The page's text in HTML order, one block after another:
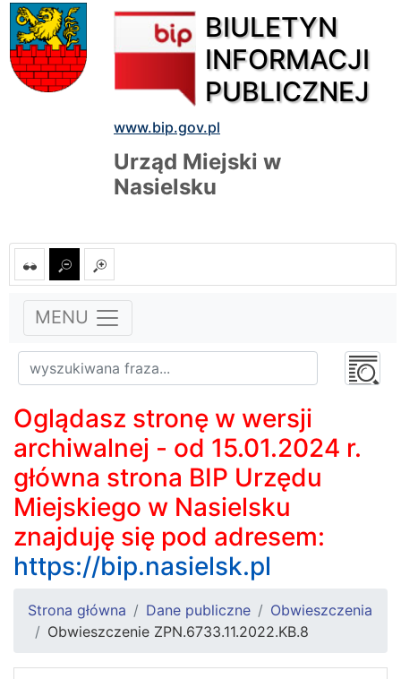
BIULETYN
INFORMACJI
PUBLICZNEJ
www.bip.gov.pl
Urząd Miejski w
Nasielsku
MENU
Oglądasz stronę w wersji
archiwalnej - od 15.01.2024 r.
główna strona BIP Urzędu
Miejskiego w Nasielsku
znajduję się pod adresem:
https://bip.nasielsk.pl
Strona główna Dane publiczne
Obwieszczenia
Obwieszczenie ZPN.6733.11.2022.KB.8